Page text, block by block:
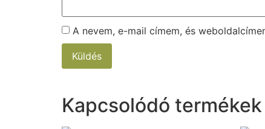
A nevem, e-mail címem, és
Kapcsolódó termékek